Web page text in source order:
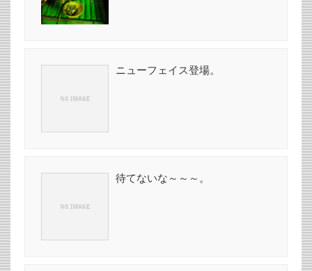
ニューフェイス登場。
待てないな～～～。